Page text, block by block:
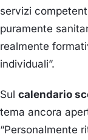
servizi
puramente
realmente
individuali”.
Sul calendario
tema ancora
“Personalmente